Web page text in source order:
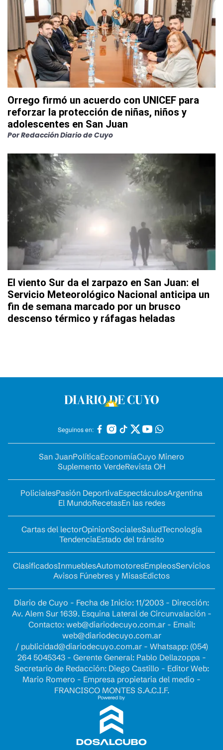
Orrego firmó un acuerdo con UNICEF para
reforzar la protección de niñas, niños y
adolescentes en San Juan
PorRedacción Diario de Cuyo
El viento Sur da el zarpazo en San Juan: el
Servicio Meteorológico Nacional anticipa un
fin de semana marcado por un brusco
descenso térmico y ráfagas heladas
Seguinos en:
San JuanPolíticaEconomíaCuyo Minero
Suplemento VerdeRevista OH
PolicialesPasión DeportivaEspectáculosArgentina
El MundoRecetasEn las redes
Cartas del lectorOpinionSocialesSaludTecnología
TendenciaEstado del tránsito
ClasificadosInmueblesAutomotoresEmpleosServicios
Avisos Fúnebres y MisasEdictos
Diario de Cuyo - Fecha de Inicio: 11/2003 - Dirección:
Av. Alem Sur 1639. Esquina Lateral de Circunvalación -
Contacto: web@diariodecuyo.com.ar- Email:
web@diariodecuyo.com.ar
/ publicidad@diariodecuyo.com.ar- Whatsapp: (054)
264 5045343 - Gerente General: Pablo Dellazoppa -
Secretario de Redacción: Diego Castillo - Editor Web:
Mario Romero - Empresa propietaria del medio -
FRANCISCO MONTES S.A.C.I.F.